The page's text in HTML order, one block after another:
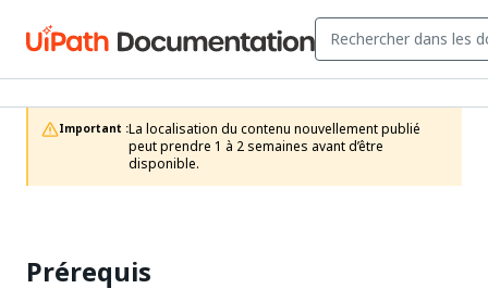
Important :La localisation du contenu nouvellement publié
peut prendre 1 à 2 semaines avant d’être
disponible.
Prérequis